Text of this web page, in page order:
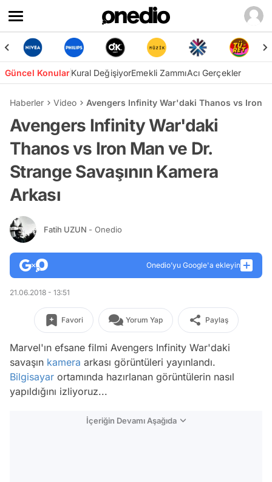
Güncel KonularKural DeğişiyorEmekli ZammıAcı Gerçekler
Haberler Video Avengers Infinity War'daki Thanos vs Iron
Avengers Infinity War'daki
Thanos vs Iron Man ve Dr.
Strange Savaşının Kamera
Arkası
Fatih UZUN - Onedio
Onedio’yu Google'a ekleyin
21.06.2018 - 13:51
Favori Yorum Yap Paylaş
Marvel'ın efsane filmi Avengers Infinity War'daki
savaşın kamera arkası görüntüleri yayınlandı.
Bilgisayar ortamında hazırlanan görüntülerin nasıl
yapıldığını izliyoruz...
İçeriğin Devamı Aşağıda